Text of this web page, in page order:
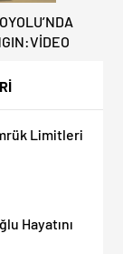
Limitleri
Hayatını